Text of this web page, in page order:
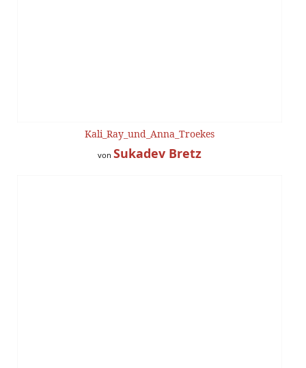
Kali_Ray_und_Anna_Troekes
von Sukadev Bretz